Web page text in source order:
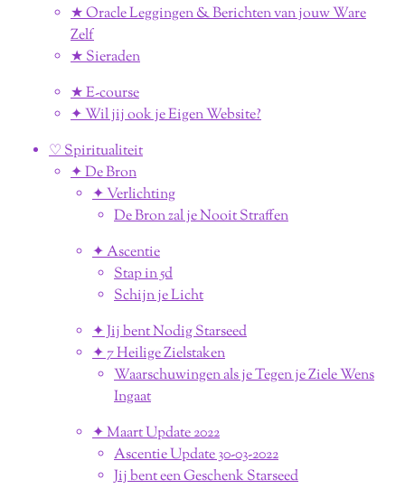
★ Oracle Leggingen & Berichten van jouw Ware
Zelf
★ Sieraden
★ E-course
✦ Wil jij ook je Eigen Website?
♡ Spiritualiteit
✦ De Bron
✦ Verlichting
De Bron zal je Nooit Straffen
✦ Ascentie
Stap in 5d
Schijn je Licht
✦ Jij bent Nodig Starseed
✦ 7 Heilige Zielstaken
Waarschuwingen als je Tegen je Ziele Wens
Ingaat
✦ Maart Update 2022
Ascentie Update 30-03-2022
Jij bent een Geschenk Starseed